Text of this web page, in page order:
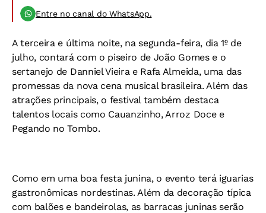
Entre no canal do WhatsApp.
A terceira e última noite, na segunda-feira, dia 1º de
julho, contará com o piseiro de João Gomes e o
sertanejo de Danniel Vieira e Rafa Almeida, uma das
promessas da nova cena musical brasileira. Além das
atrações principais, o festival também destaca
talentos locais como Cauanzinho, Arroz Doce e
Pegando no Tombo.
Como em uma boa festa junina, o evento terá iguarias
gastronômicas nordestinas. Além da decoração típica
com balões e bandeirolas, as barracas juninas serão